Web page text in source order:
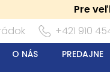
Pre
+421 910
O NÁS PREDAJNE